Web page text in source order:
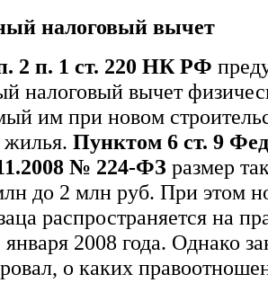
налоговый вычет
2 п. 1 ст. 220 НК РФ
налоговый вычет
им при новом
жилья. Пунктом 6 ст. 9
№ 224‑ФЗ размер
до 2 млн руб. При этом
распространяется на
2008 года. Однако
о каких